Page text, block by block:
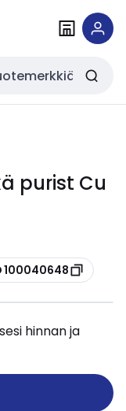
purist Cu
100040648
hinnan ja